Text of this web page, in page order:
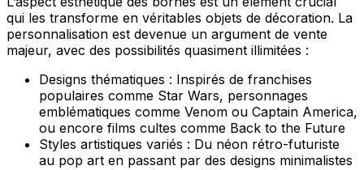
qui les transforme en véritables objets de décoration. La
personnalisation est devenue un argument de vente
majeur, avec des possibilités quasiment illimitées :
Designs thématiques : Inspirés de franchises
populaires comme Star Wars, personnages
emblématiques comme Venom ou Captain America,
ou encore films cultes comme Back to the Future
Styles artistiques variés : Du néon rétro-futuriste
au pop art en passant par des designs minimalistes